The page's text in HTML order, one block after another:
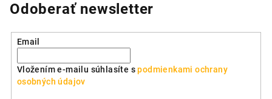
Odoberať newsletter
Email
Vložením e-mailu súhlasíte spodmienkami ochrany
osobných údajov